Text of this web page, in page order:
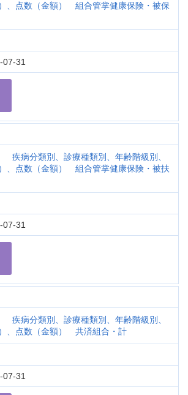
、点数（金額） 組合管掌健康保険・被保
07-31
病分類別、診療種類別、年齢階級別、
、点数（金額） 組合管掌健康保険・被扶
07-31
病分類別、診療種類別、年齢階級別、
、点数（金額） 共済組合・計
07-31